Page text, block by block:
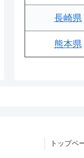
長崎県
熊本県
トップペ